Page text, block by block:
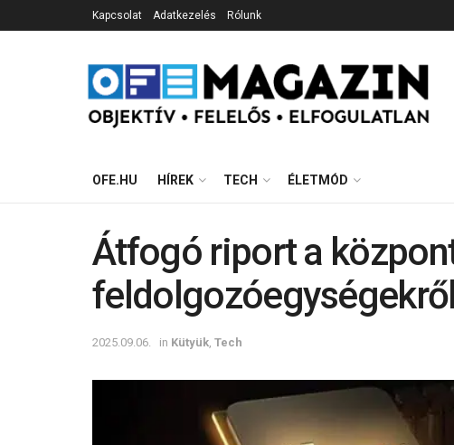
Kapcsolat Adatkezelés Rólunk
OFE.HU HÍREK TECH ÉLETMÓD
Átfogó riport a
2025.09.06. in Kütyük Tech